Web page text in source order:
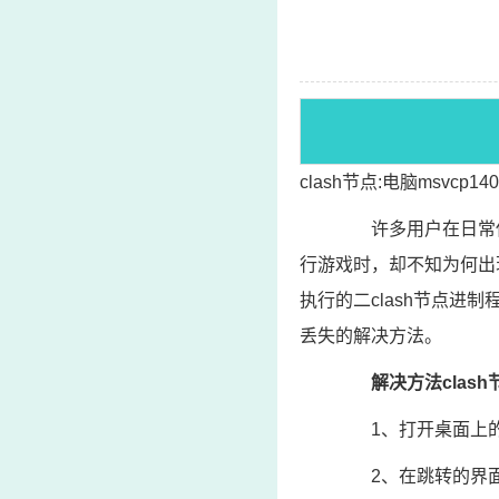
clash节点:电脑
许多用户在日常使
行游戏时，却不知为何
执行的二clash节点进制
丢失的解决方法。
解决方法clash节
1、打开桌面上的“
2、在跳转的界面